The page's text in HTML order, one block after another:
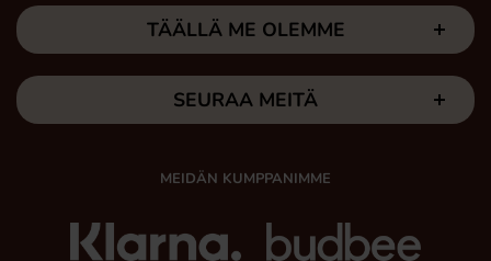
TÄÄLLÄ ME OLEMME
SEURAA MEITÄ
MEIDÄN KUMPPANIMME